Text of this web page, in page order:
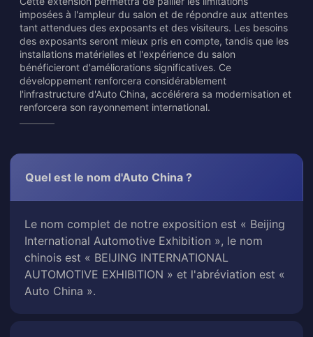
imposées à l'ampleur du salon et de répondre aux attentes
tant attendues des exposants et des visiteurs. Les besoins
des exposants seront mieux pris en compte, tandis que les
installations matérielles et l'expérience du salon
bénéficieront d'améliorations significatives. Ce
développement renforcera considérablement
l'infrastructure d'Auto China, accélérera sa modernisation et
renforcera son rayonnement international.
Quel est le nom d'Auto China ?
Le nom complet de notre exposition est « Beijing
International Automotive Exhibition », le nom
chinois est « BEIJING INTERNATIONAL
AUTOMOTIVE EXHIBITION » et l'abréviation est «
Auto China ».